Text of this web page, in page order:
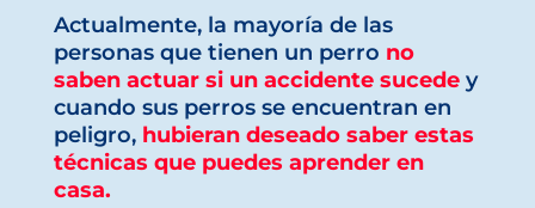
Actualmente, la mayoría de las
personas que tienen un perro no
saben actuar si un accidente sucedey
cuando sus perros se encuentran en
peligro, hubieran deseado saber estas
técnicas que puedes aprender en
casa.